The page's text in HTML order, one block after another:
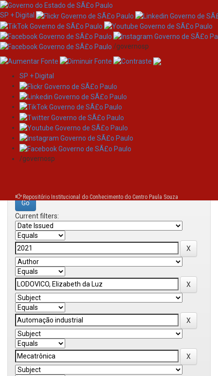
Skip
navigation
SP + Digital
/governosp
SP + Digital
/governosp
Repositório Institucional do Conhecimento do Centro Paula Souza
Search
Search:
Current filters: